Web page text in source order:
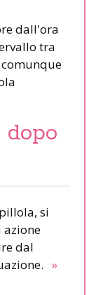
dall'ora
tra
si
azione
dal
»